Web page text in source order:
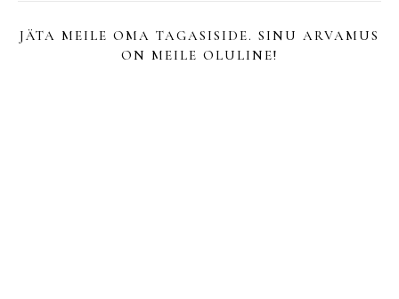
JÄTA MEILE OMA TAGASISIDE. SINU ARVAMUS
ON MEILE OLULINE!